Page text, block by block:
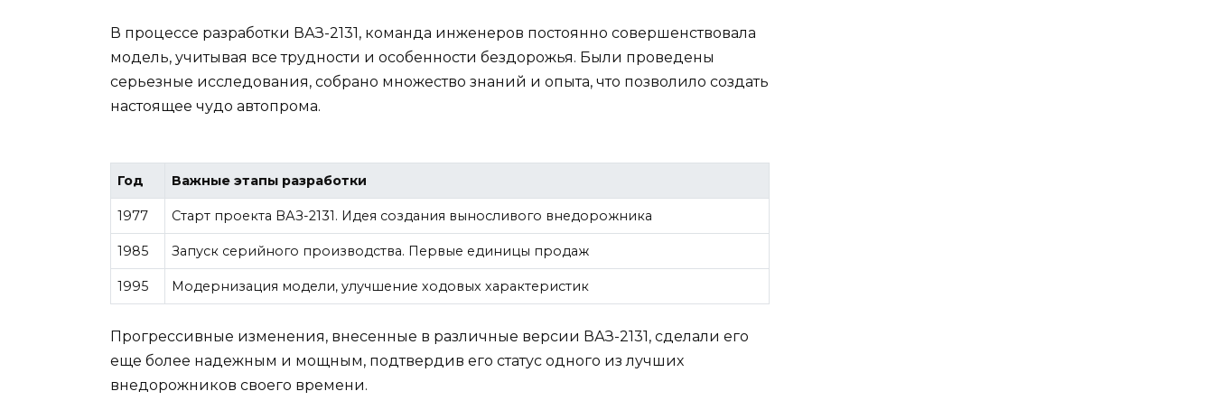
В процессе разработки ВАЗ-2131, команда инженеров постоянно совершенствовала
модель, учитывая все трудности и особенности бездорожья. Были проведены
серьезные исследования, собрано множество знаний и опыта, что позволило создать
настоящее чудо автопрома.
Год Важные этапы разработки
1977 Старт проекта ВАЗ-2131. Идея создания выносливого внедорожника
1985 Запуск серийного производства. Первые единицы продаж
1995 Модернизация модели, улучшение ходовых характеристик
Прогрессивные изменения, внесенные в различные версии ВАЗ-2131, сделали его
еще более надежным и мощным, подтвердив его статус одного из лучших
внедорожников своего времени.